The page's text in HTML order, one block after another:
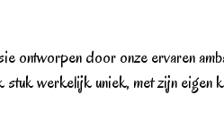
ontworpen door onze ervaren
werkelijk uniek, met zijn